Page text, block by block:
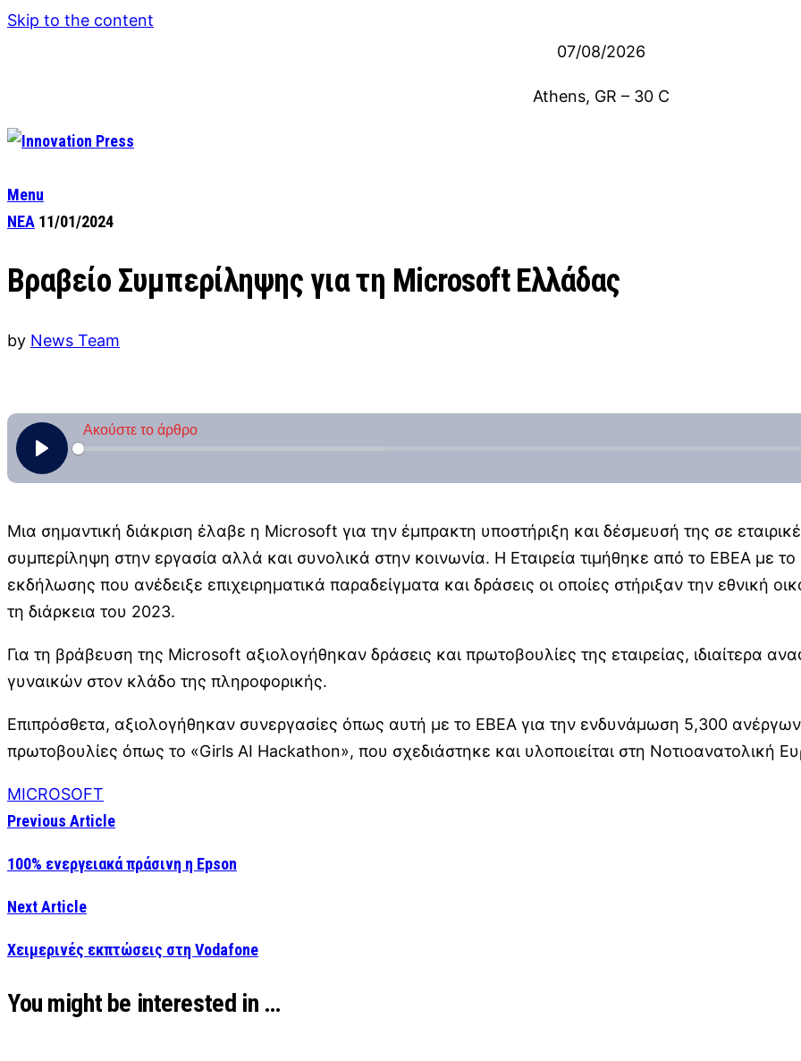
Skip to the content
07/08/2026
Athens, GR – 30 C
Menu
ΝΕΑ 11/01/2024
Βραβείο Συμπερίληψης για τη Microsoft Ελλάδας
by News Team
Μια σημαντική διάκριση έλαβε η Microsoft για την έμπρακτη υποστήριξη και δέσμευσή της σε
συμπερίληψη στην εργασία αλλά και συνολικά στην κοινωνία. Η Εταιρεία τιμήθηκε από το ΕΒΕΑ με
εκδήλωσης που ανέδειξε επιχειρηματικά παραδείγματα και δράσεις οι οποίες στήριξαν την εθνική
τη διάρκεια του 2023.
Για τη βράβευση της Microsoft αξιολογήθηκαν δράσεις και πρωτοβουλίες της εταιρείας, ιδιαίτερα
γυναικών στον κλάδο της πληροφορικής.
Επιπρόσθετα, αξιολογήθηκαν συνεργασίες όπως αυτή με το ΕΒΕΑ για την ενδυνάμωση 5,300
πρωτοβουλίες όπως το «Girls AI Hackathon», που σχεδιάστηκε και υλοποιείται στη Νοτιοανατολική
MICROSOFT
Previous Article
100% ενεργειακά πράσινη η Epson
Next Article
Χειμερινές εκπτώσεις στη Vodafone
You might be interested in …